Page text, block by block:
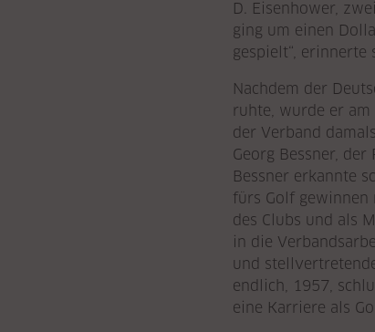
D. Eisenhower,
ging um einen
gespielt“, erinnerte
Nachdem der
ruhte, wurde er
der Verband
Georg Bessner,
Bessner erkannte
fürs Golf gewinnen
des Clubs und als
in die
und
endlich, 1957,
eine Karriere als